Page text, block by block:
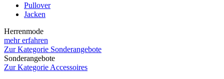
Pullover
Jacken
Herrenmode
mehr erfahren
Zur Kategorie Sonderangebote
Sonderangebote
Zur Kategorie Accessoires